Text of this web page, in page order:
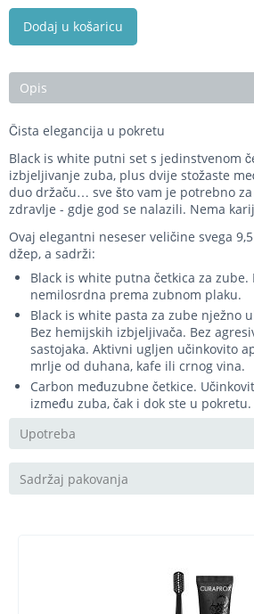
Dodaj u košaricu
Opis
Čista elegancija u pokretu
Black is white putni set s jedinstvenom
izbjeljivanje zuba, plus dvije stožaste
duo držaču… sve što vam je potrebno
zdravlje - gdje god se nalazili. Nema
Ovaj elegantni neseser veličine svega
džep, a sadrži:
Black is white putna četkica za
nemilosrdna prema zubnom plaku.
Black is white pasta za zube nježno
Bez hemijskih izbjeljivača. Bez
sastojaka. Aktivni ugljen učinkovito
mrlje od duhana, kafe ili crnog vina.
Carbon međuzubne četkice.
između zuba, čak i dok ste u pokretu.
Upotreba
Sadržaj pakovanja